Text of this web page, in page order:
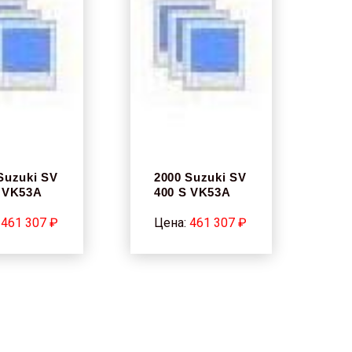
SV
461 307 ₽
2000 Suzuki SV
400 S VK53A
Цена: 461 307 ₽